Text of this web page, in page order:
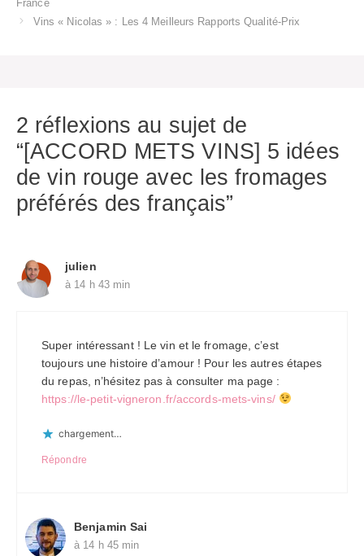
France
Vins « Nicolas » : Les 4 Meilleurs Rapports Qualité-Prix
2 réflexions au sujet de
“[ACCORD METS VINS] 5 idées
de vin rouge avec les fromages
préférés des français”
julien
à 14 h 43 min
Super intéressant ! Le vin et le fromage, c’est
toujours une histoire d’amour ! Pour les autres étapes
du repas, n’hésitez pas à consulter ma page :
https://le-petit-vigneron.fr/accords-mets-vins/
chargement…
Répondre
Benjamin Sai
à 14 h 45 min